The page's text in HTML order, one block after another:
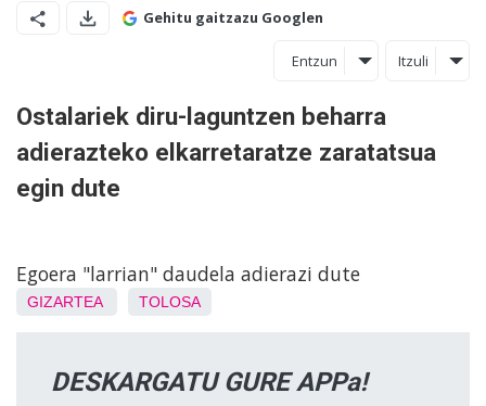
Gehitu gaitzazu Googlen
Entzun Itzuli
Ostalariek diru-laguntzen beharra
adierazteko elkarretaratze zaratatsua
egin dute
Egoera "larrian" daudela adierazi dute
GIZARTEA TOLOSA
DESKARGATU GURE APPa!